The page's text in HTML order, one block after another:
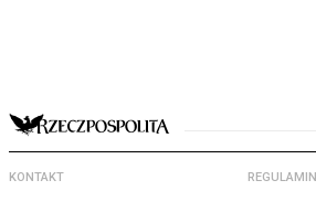
KONTAKT REGULAMIN